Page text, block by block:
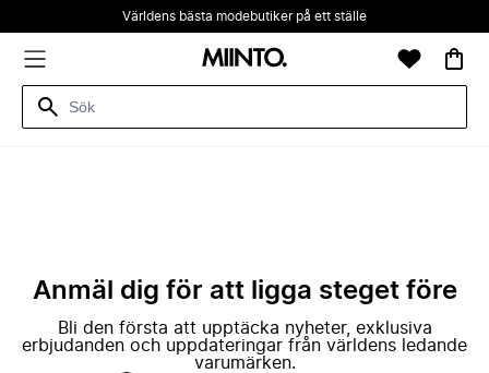
Världens bästa modebutiker på ett ställe
Anmäl dig för att ligga steget före
Bli den första att upptäcka nyheter, exklusiva
erbjudanden och uppdateringar från världens ledande
varumärken.